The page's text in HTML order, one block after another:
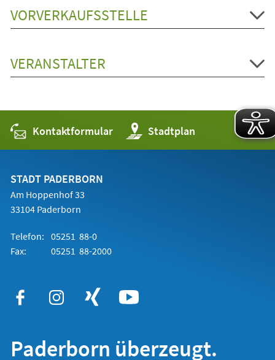
VORVERKAUFSSTELLE
VERANSTALTER
Kontaktformular Stadtplan
(Öffnet
in
einem
STADT PADERBORN
Am Hoppenhof 33
33104 Paderborn
Telefon: 05251 88-0
Fax:
05251 88-2000
Paderborn überzeugt.